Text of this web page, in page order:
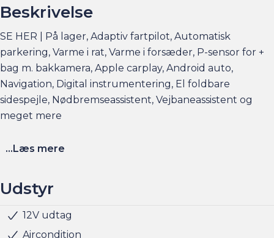
Beskrivelse
SE HER | På lager, Adaptiv fartpilot, Automatisk
parkering, Varme i rat, Varme i forsæder, P-sensor for +
bag m. bakkamera, Apple carplay, Android auto,
Navigation, Digital instrumentering, El foldbare
sidespejle, Nødbremseassistent, Vejbaneassistent og
meget mere
Elbilsinfo:
Hurtigladning: 124 kw (10-80% = ca. 31 min)
...Læs mere
Udstyr
12V udtag
Aircondition
Multifunktionsrat
Musikstreaming via bluetooth
Navigation
Nøglefri start
Parkeringssensor for/bag
Radio
Regnsensor
Sædevarme for
USB stik
Udvendig temperaturmåler
Indfarvede kofangere
LED baglygter
LED kørelys
Armlæn
Justerbart rat
Kopholder
Læderrat
Splitbagsæde
Stofindtræk
ABS
Airbag
Antispin
Automatisk nødopkald
Dæktrykssensor
ESP
Fører-airbag
Isofix
Lyssensor
Passager-airbag
Selealarm
Side-airbag
Startspærre
Vejbaneassistent
Rat m. varme
Klimaanlæg
Nøglefri døre
Alufælge
LED forlygter
Fuld LED forlygter
5 sæder
Bakkamera